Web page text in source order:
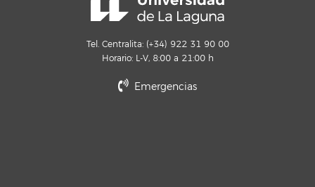
Tel. Centralita: (+34) 922 31 90 00
Horario: L-V, 8:00 a 21:00 h
Emergencias